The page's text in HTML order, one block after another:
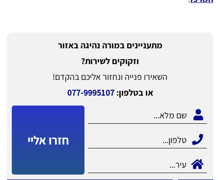
מתעניינים במורה נהיגה באזור
וזקוקים לשירות?
השאירו פנייה ונחזור אליכם בהקדם!
או בטלפון:077-9995107
חזרו אליי